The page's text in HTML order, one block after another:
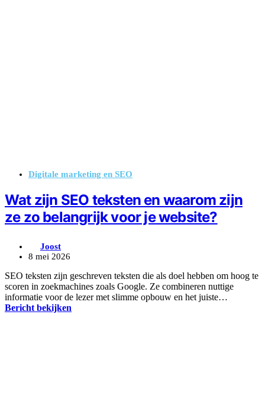
Digitale marketing en SEO
Wat zijn SEO teksten en waarom zijn
ze zo belangrijk voor je website?
Joost
8 mei 2026
SEO teksten zijn geschreven teksten die als doel hebben om hoog te
scoren in zoekmachines zoals Google. Ze combineren nuttige
informatie voor de lezer met slimme opbouw en het juiste…
Bericht bekijken